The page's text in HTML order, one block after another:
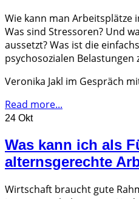
Wie kann man Arbeitsplätze
Was sind Stressoren? Und
aussetzt? Was ist die
psychosozialen Belastungen
Veronika Jakl im Gespräch
Read more...
24 Okt
Was kann ich als
alternsgerechte
Wirtschaft braucht gute